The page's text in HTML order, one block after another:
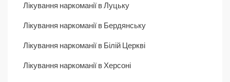
Лікування наркоманії в Луцьку
Лікування наркоманії в Бердянську
Лікування наркоманії в Білій Церкві
Лікування наркоманії в Херсоні